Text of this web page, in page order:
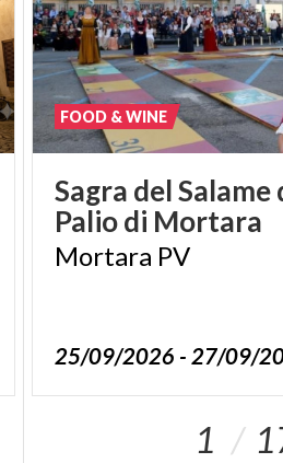
Sagra delSalame
Paliodi Mortara
Mortara PV
25/09/2026 - 27/09/
FOOD & WINE
1